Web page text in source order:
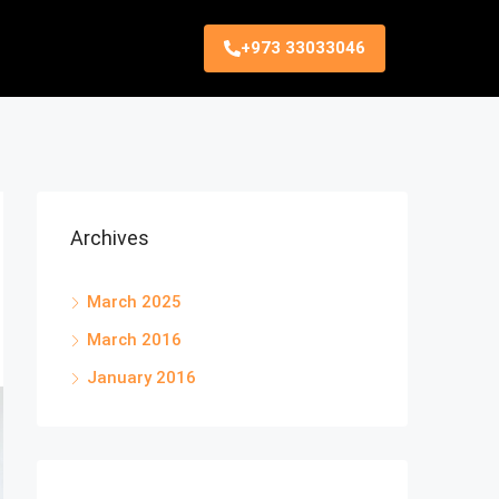
+973 33033046
Archives
March 2025
March 2016
January 2016